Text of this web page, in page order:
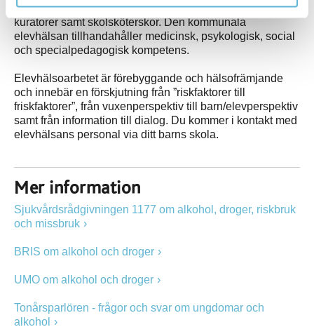
förskolekonsulent/särskolesamordnare, specialpedagog,
kuratorer samt skolsköterskor. Den kommunala
elevhälsan tillhandahåller medicinsk, psykologisk, social
och specialpedagogisk kompetens.
Elevhälsoarbetet är förebyggande och hälsofrämjande
och innebär en förskjutning från ”riskfaktorer till
friskfaktorer”, från vuxenperspektiv till barn/elevperspektiv
samt från information till dialog. Du kommer i kontakt med
elevhälsans personal via ditt barns skola.
Mer information
Sjukvårdsrådgivningen 1177 om alkohol, droger, riskbruk
och missbruk
BRIS om alkohol och droger
UMO om alkohol och droger
Tonårsparlören - frågor och svar om ungdomar och
alkohol